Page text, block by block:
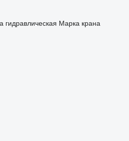
гидравлическая Марка крана